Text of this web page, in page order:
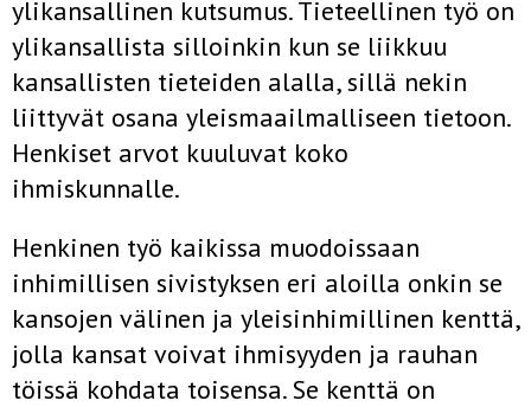
ylikansallinen kutsumus. Tieteellinen työ on
ylikansallista silloinkin kun se liikkuu
kansallisten tieteiden alalla, sillä nekin
liittyvät osana yleismaailmalliseen tietoon.
Henkiset arvot kuuluvat koko
ihmiskunnalle.
Henkinen työ kaikissa muodoissaan
inhimillisen sivistyksen eri aloilla onkin se
kansojen välinen ja yleisinhimillinen kenttä,
jolla kansat voivat ihmisyyden ja rauhan
töissä kohdata toisensa. Se kenttä on